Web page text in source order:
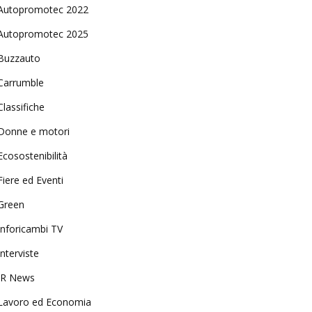
2022
2025
e motori
ed Eventi
TV
News
ed Economia